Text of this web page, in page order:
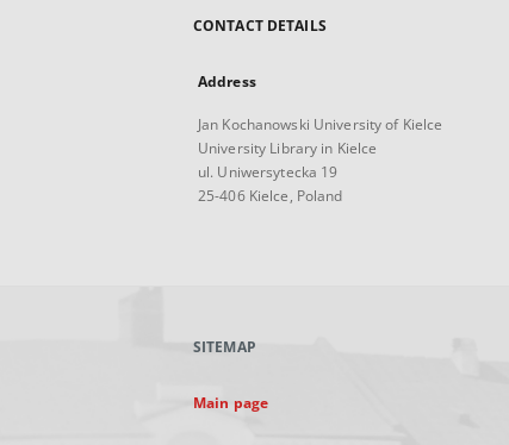
CONTACT DETAILS
Address
Jan Kochanowski University of Kielce
University Library in Kielce
ul. Uniwersytecka 19
25-406 Kielce, Poland
SITEMAP
Main page